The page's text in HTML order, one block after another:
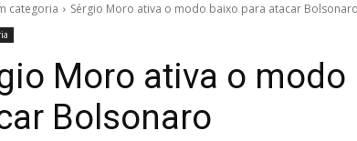
categoria Sérgio Moro ativa o modo baixo para atacar Bolsonaro
Moro ativa o modo
Bolsonaro